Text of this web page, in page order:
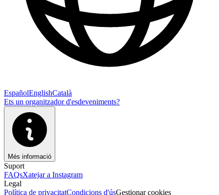
EspañolEnglishCatalà
Ets un organitzador d'esdeveniments?
Més informació
Suport
FAQsXatejar a Instagram
Legal
Política de privacitatCondicions d'úsGestionar cookies